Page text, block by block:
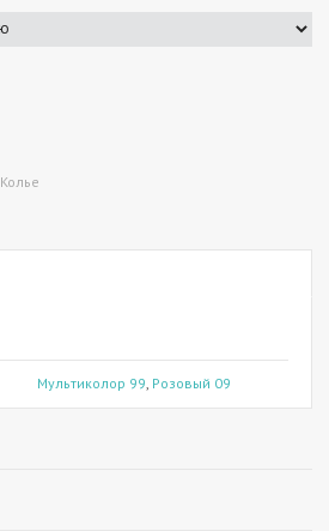
Колье
Мультиколор 99, Розовый 09